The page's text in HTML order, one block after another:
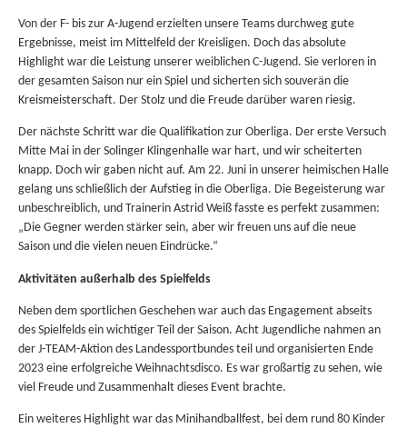
Von der F- bis zur A-Jugend erzielten unsere Teams durchweg gute
Ergebnisse, meist im Mittelfeld der Kreisligen. Doch das absolute
Highlight war die Leistung unserer weiblichen C-Jugend. Sie verloren in
der gesamten Saison nur ein Spiel und sicherten sich souverän die
Kreismeisterschaft. Der Stolz und die Freude darüber waren riesig.
Der nächste Schritt war die Qualifikation zur Oberliga. Der erste Versuch
Mitte Mai in der Solinger Klingenhalle war hart, und wir scheiterten
knapp. Doch wir gaben nicht auf. Am 22. Juni in unserer heimischen Halle
gelang uns schließlich der Aufstieg in die Oberliga. Die Begeisterung war
unbeschreiblich, und Trainerin Astrid Weiß fasste es perfekt zusammen:
„Die Gegner werden stärker sein, aber wir freuen uns auf die neue
Saison und die vielen neuen Eindrücke.“
Aktivitäten außerhalb des Spielfelds
Neben dem sportlichen Geschehen war auch das Engagement abseits
des Spielfelds ein wichtiger Teil der Saison. Acht Jugendliche nahmen an
der J-TEAM-Aktion des Landessportbundes teil und organisierten Ende
2023 eine erfolgreiche Weihnachtsdisco. Es war großartig zu sehen, wie
viel Freude und Zusammenhalt dieses Event brachte.
Ein weiteres Highlight war das Minihandballfest, bei dem rund 80 Kinder